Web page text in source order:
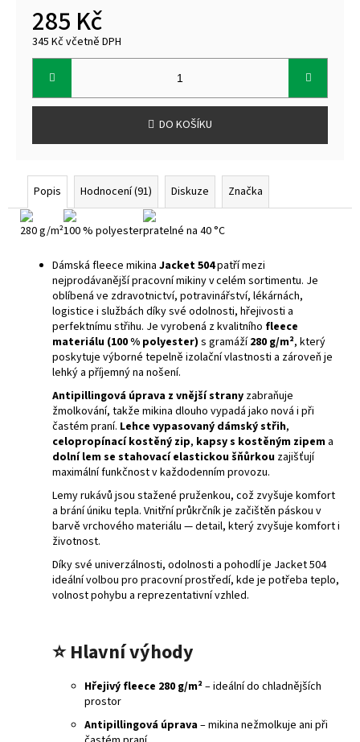
285 Kč
345 Kč včetně DPH
Měrná
cena:
DO KOŠÍKU
Popis Hodnocení (91) Diskuze Značka
280 g/m²100 % polyesterpratelné na 40 °C
Dámská fleece mikina Jacket 504patří mezi
nejprodávanější pracovní mikiny v celém sortimentu. Je
oblíbená ve zdravotnictví, potravinářství, lékárnách,
logistice i službách díky své odolnosti, hřejivosti a
perfektnímu střihu. Je vyrobená z kvalitního fleece
materiálu (100 % polyester) s gramáží280 g/m², který
poskytuje výborné tepelně izolační vlastnosti a zároveň je
lehký a příjemný na nošení.
Antipillingová úprava z vnější strany zabraňuje
žmolkování, takže mikina dlouho vypadá jako nová i při
častém praní. Lehce vypasovaný dámský střih,
celopropínací kostěný zip, kapsy s kostěným zipem a
dolní lem se stahovací elastickou šňůrkou zajišťují
maximální funkčnost v každodenním provozu.
Lemy rukávů jsou stažené pruženkou, což zvyšuje komfort
a brání úniku tepla. Vnitřní průkrčník je začištěn páskou v
barvě vrchového materiálu — detail, který zvyšuje komfort i
životnost.
Díky své univerzálnosti, odolnosti a pohodlí je Jacket 504
ideální volbou pro pracovní prostředí, kde je potřeba teplo,
volnost pohybu a reprezentativní vzhled.
⭐Hlavní výhody
Hřejivý fleece 280 g/m²– ideální do chladnějších
prostor
Antipillingová úprava– mikina nežmolkuje ani při